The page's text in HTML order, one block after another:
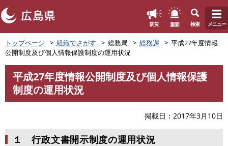
ペ
ー
ジ
の
で
防災 重要 検索 メニュー
トップページ 組織でさがす 総務局 総務課
平成27年度情報
公開制度及び個人情報保護制度の運用状況
平成27年度情報公開制度及び個人情報保護
制度の運用状況
掲載日 2017年3月10日
１ 行政文書開示制度の運用状況